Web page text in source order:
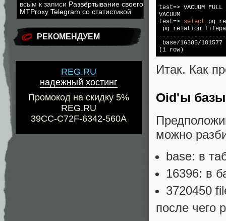
всым к записи Развёртывание своего
MTProxy Telegram со статистикой
РЕКОМЕНДУЕМ
REG.RU
надежный хостинг
Промокод на скидку 5%
REG.RU
39CC-C72F-6342-560A
test=> VACUUM
VACUUM
test=> select
base/16385/101577
Итак. Как
Oid'ы
можно
base: в
16396: в
3720450
после чего